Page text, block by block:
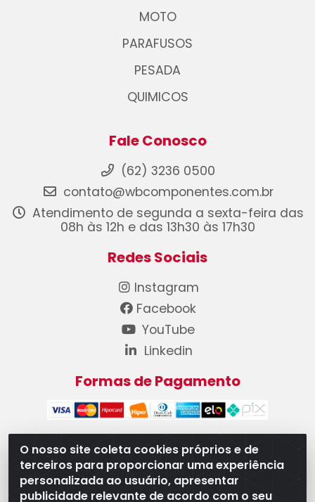
O nosso site coleta cookies próprios e de
terceiros para proporcionar uma experiência
personalizada ao usuário, apresentar
publicidade relevante de acordo com o seu
MOTO
PARAFUSOS
PESADA
QUIMICOS
Fale Conosco
(62) 3236 0500
contato@wbcomponentes.com.br
Atendimento de segunda a sexta-feira das
08h às 12h e das 13h30 às 17h30
Redes Sociais
Instagram
Facebook
YouTube
Linkedin
Formas de Pagamento
WB Componentes Automotivos LTDA - CNPJ
08.528.393/0001-12 - Rua do Níquel, 667 - Parque
Oeste Industrial, Goiânia/GO - CEP 74375-660